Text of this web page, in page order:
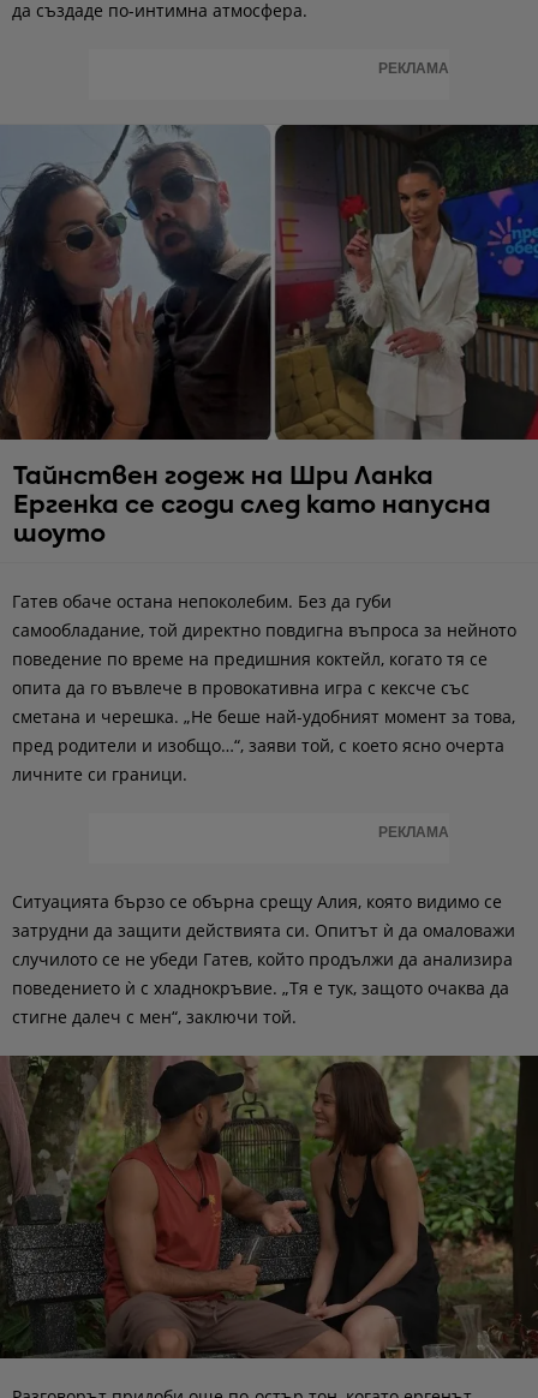
да създаде по-интимна атмосфера.
РЕКЛАМА
Тайнствен годеж на Шри Ланка
Ергенка се сгоди след като напусна
шоуто
Гатев обаче остана непоколебим. Без да губи
самообладание, той директно повдигна въпроса за нейното
поведение по време на предишния коктейл, когато тя се
опита да го въвлече в провокативна игра с кексче със
сметана и черешка. „Не беше най-удобният момент за това,
пред родители и изобщо…“, заяви той, с което ясно очерта
личните си граници.
РЕКЛАМА
Ситуацията бързо се обърна срещу Алия, която видимо се
затрудни да защити действията си. Опитът ѝ да омаловажи
случилото се не убеди Гатев, който продължи да анализира
поведението ѝ с хладнокръвие. „Тя е тук, защото очаква да
стигне далеч с мен“, заключи той.